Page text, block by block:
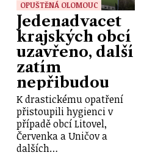
OPUŠTĚNÁ OLOMOUC
Jedenadvacet
krajských obcí
uzavřeno, další
zatím
nepřibudou
K drastickému opatření
přistoupili hygienci v
případě obcí Litovel,
Červenka a Uničov a
dalších…